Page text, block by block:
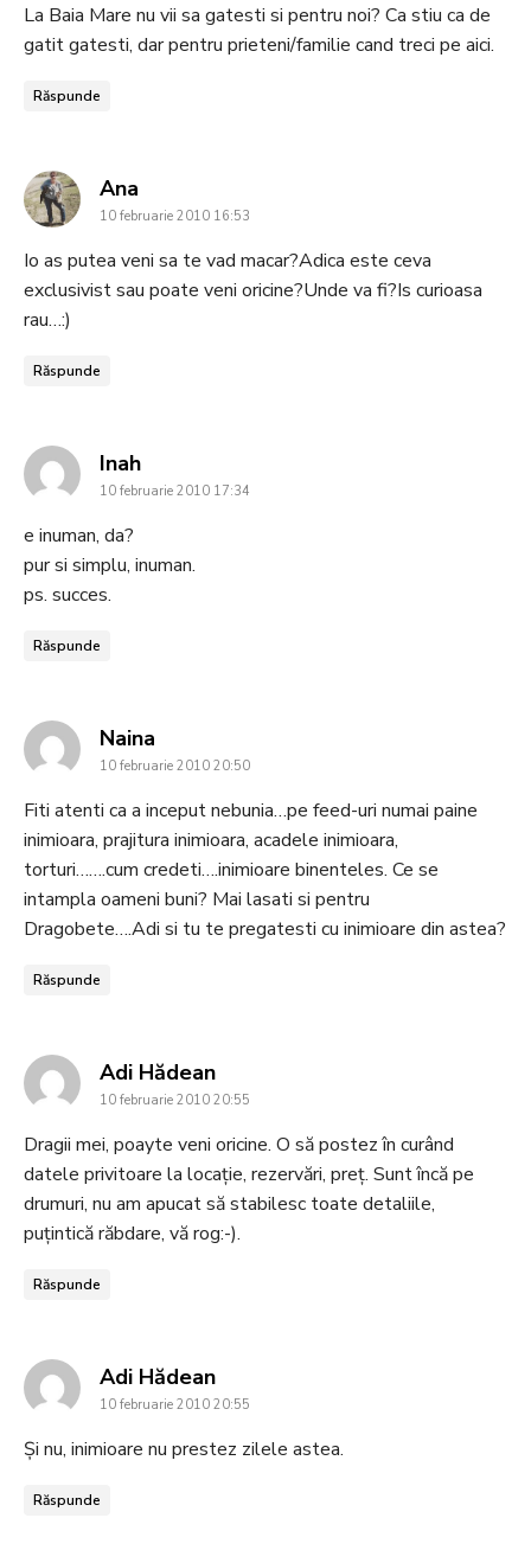
La Baia Mare nu vii sa gatesti si pentru noi? Ca stiu ca de
gatit gatesti, dar pentru prieteni/familie cand treci pe aici.
Răspunde
Ana
10 februarie 2010 16:53
Io as putea veni sa te vad macar?Adica este ceva
exclusivist sau poate veni oricine?Unde va fi?Is curioasa
rau…:)
Răspunde
Inahsays:
10 februarie 2010 17:34
e inuman, da?
pur si simplu, inuman.
ps. succes.
Răspunde
Naina
10 februarie 2010 20:50
Fiti atenti ca a inceput nebunia…pe feed-uri numai paine
inimioara, prajitura inimioara, acadele inimioara,
torturi…….cum credeti….inimioare binenteles. Ce se
intampla oameni buni? Mai lasati si pentru
Dragobete….Adi si tu te pregatesti cu inimioare din astea?
Răspunde
Adi Hădeansays:
10 februarie 2010 20:55
Dragii mei, poayte veni oricine. O să postez în curând
datele privitoare la locație, rezervări, preț. Sunt încă pe
drumuri, nu am apucat să stabilesc toate detaliile,
puțintică răbdare, vă rog:-).
Răspunde
Adi Hădeansays:
10 februarie 2010 20:55
Și nu, inimioare nu prestez zilele astea.
Răspunde